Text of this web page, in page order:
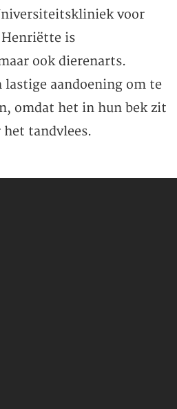
voor
Henriëtte is
ook dierenarts.
lastige aandoening om te
omdat het in hun bek zit
het tandvlees.